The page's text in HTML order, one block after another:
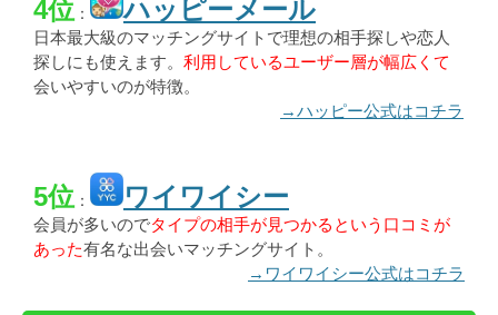
4位 ： ハッピーメール
日本最大級のマッチングサイトで理想の相手探しや恋人
探しにも使えます。 利用しているユーザー層が幅広くて
会いやすいのが特徴。
→ハッピー公式はコチラ
5位 ： ワイワイシー
会員が多いのでタイプの相手が見つかるという口コミが
あった有名な出会いマッチングサイト。
→ワイワイシー公式はコチラ